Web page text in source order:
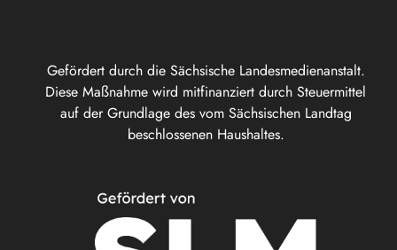
Gefördert durch die Sächsische Landesmedienanstalt.
Diese Maßnahme wird mitfinanziert durch Steuermittel
auf der Grundlage des vom Sächsischen Landtag
beschlossenen Haushaltes.